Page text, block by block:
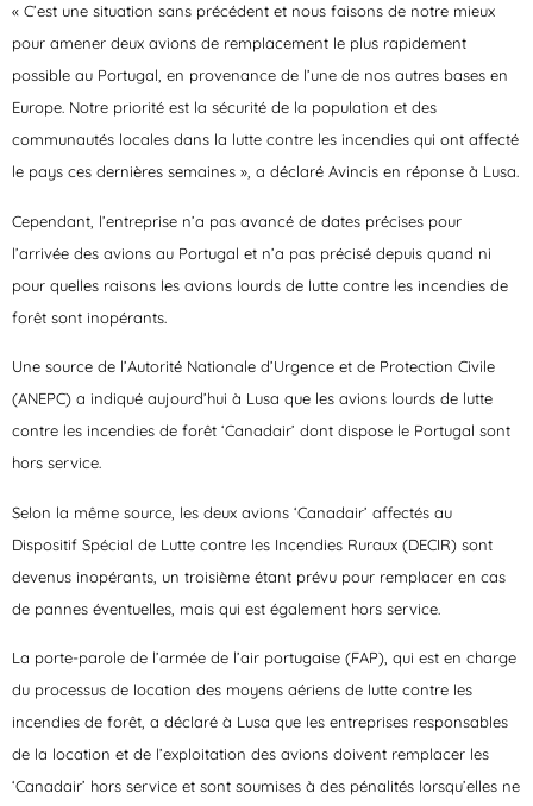
« C’est une situation sans précédent et nous faisons de notre mieux
pour amener deux avions de remplacement le plus rapidement
possible au Portugal, en provenance de l’une de nos autres bases en
Europe. Notre priorité est la sécurité de la population et des
communautés locales dans la lutte contre les incendies qui ont affecté
le pays ces dernières semaines », a déclaré Avincis en réponse à Lusa.
Cependant, l’entreprise n’a pas avancé de dates précises pour
l’arrivée des avions au Portugal et n’a pas précisé depuis quand ni
pour quelles raisons les avions lourds de lutte contre les incendies de
forêt sont inopérants.
Une source de l’Autorité Nationale d’Urgence et de Protection Civile
(ANEPC) a indiqué aujourd’hui à Lusa que les avions lourds de lutte
contre les incendies de forêt ‘Canadair’ dont dispose le Portugal sont
hors service.
Selon la même source, les deux avions ‘Canadair’ affectés au
Dispositif Spécial de Lutte contre les Incendies Ruraux (DECIR) sont
devenus inopérants, un troisième étant prévu pour remplacer en cas
de pannes éventuelles, mais qui est également hors service.
La porte-parole de l’armée de l’air portugaise (FAP), qui est en charge
du processus de location des moyens aériens de lutte contre les
incendies de forêt, a déclaré à Lusa que les entreprises responsables
de la location et de l’exploitation des avions doivent remplacer les
‘Canadair’ hors service et sont soumises à des pénalités lorsqu’elles ne